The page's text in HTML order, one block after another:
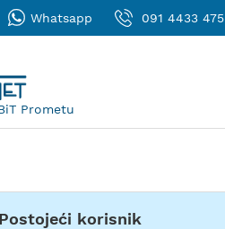
Whatsapp 091 4433 475
Prometu
Postojeći korisnik